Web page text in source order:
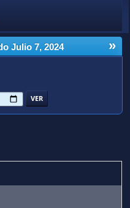
»
Julio 7, 2024